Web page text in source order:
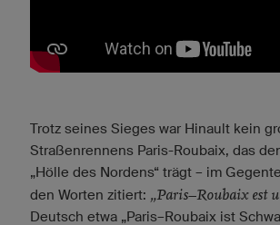
Trotz seines Sieges war Hinault kein
Straßenrennens Paris-Roubaix, das
„Hölle des Nordens“ trägt – im
den Worten zitiert: „Paris–Roubaix est
Deutsch etwa „Paris–Roubaix ist